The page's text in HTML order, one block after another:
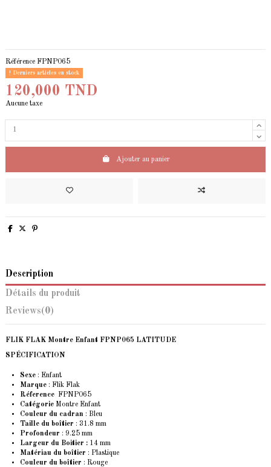
Référence FPNP065
Derniers articles en stock
120,000 TND
Aucune taxe
Ajouter au panier
Description
Détails du produit
Reviews(0)
FLIK FLAK Montre Enfant FPNP065 LATITUDE
SPÉCIFICATION
Sexe : Enfant
Marque : Flik Flak
Réference FPNP065
Catégorie Montre Enfant
Couleur du cadran : Bleu
Taille du boîtier : 31.8 mm
Profondeur : 9.25 mm
Largeur du Boitier : 14 mm
Matériau du boîtier : Plastique
Couleur du boîtier : Rouge